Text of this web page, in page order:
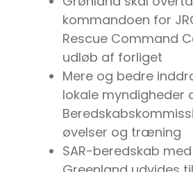
kommandoen for
Rescue Command
udløb af forliget
Mere og bedre
lokale
øvelser og træning
SAR-beredskab